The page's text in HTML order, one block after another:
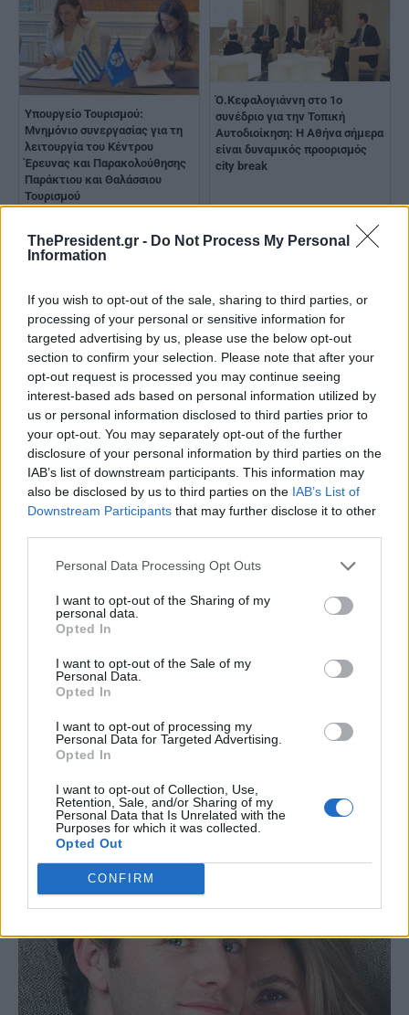
ThePresident.gr - Do Not Process My Personal
Information
If you wish to opt-out of the sale, sharing to third parties, or
processing of your personal or sensitive information for
targeted advertising by us, please use the below opt-out
section to confirm your selection. Please note that after your
opt-out request is processed you may continue seeing
interest-based ads based on personal information utilized by
us or personal information disclosed to third parties prior to
your opt-out. You may separately opt-out of the further
disclosure of your personal information by third parties on the
IAB’s list of downstream participants. This information may
also be disclosed by us to third parties on the IAB’s List of
Downstream Participants that may further disclose it to other
Personal Data Processing Opt Outs
I want to opt-out of the Sharing of my
personal data.
Opted In
I want to opt-out of the Sale of my
Personal Data.
Opted In
I want to opt-out of processing my
Personal Data for Targeted Advertising.
Opted In
I want to opt-out of Collection, Use,
Retention, Sale, and/or Sharing of my
Personal Data that Is Unrelated with the
Purposes for which it was collected.
Opted Out
CONFIRM
Υπουργείο Τουρισμού:
Μνημόνιο συνεργασίας για τη
λειτουργία του Κέντρου
Έρευνας και Παρακολούθησης
Παράκτιου και Θαλάσσιου
Τουρισμού
Ό.Κεφαλογιάννη στο 1o
συνέδριο για την Τοπική
Αυτοδιοίκηση: Η Αθήνα σήμερα
είναι δυναμικός προορισμός
city break
Ο.Κεφαλογιάννη: Καμία
ανησυχία για τον τουρισμό –
Ευρωπαϊκή πρόκληση η αύξηση
του κόστους καυσίμων
Ό.Κεφαλογιάννη: Συνάντηση
με την ευρωβουλευτή και
πρόεδρο της Επιτροπής
Ό.Κεφαλογιάννη: Η Ελλάδα
αξιόπιστος προορισμός
μικρομεσαίων επιχειρήσεων
ως πυλώνα του ευρωπαϊκού